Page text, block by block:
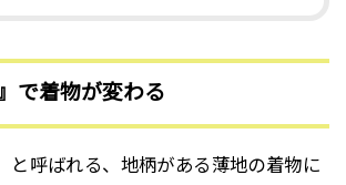
で着物が変わる
と呼ばれる、地柄がある薄地の着物に